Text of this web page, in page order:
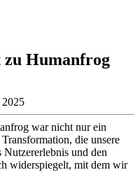
zu Humanfrog
war nicht nur ein
die unsere
und den
widerspiegelt, mit dem wir